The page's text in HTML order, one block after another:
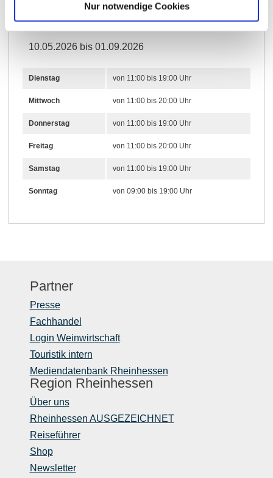
Nur notwendige Cookies
Öffnungszeiten
10.05.2026 bis 01.09.2026
Dienstag von 11:00 bis 19:00 Uhr
Mittwoch von 11:00 bis 20:00 Uhr
Donnerstag von 11:00 bis 19:00 Uhr
Freitag von 11:00 bis 20:00 Uhr
Samstag von 11:00 bis 19:00 Uhr
Sonntag von 09:00 bis 19:00 Uhr
Partner
Presse
Fachhandel
Login Weinwirtschaft
Touristik intern
Mediendatenbank Rheinhessen
Region Rheinhessen
Über uns
Rheinhessen AUSGEZEICHNET
Reiseführer
Shop
Newsletter